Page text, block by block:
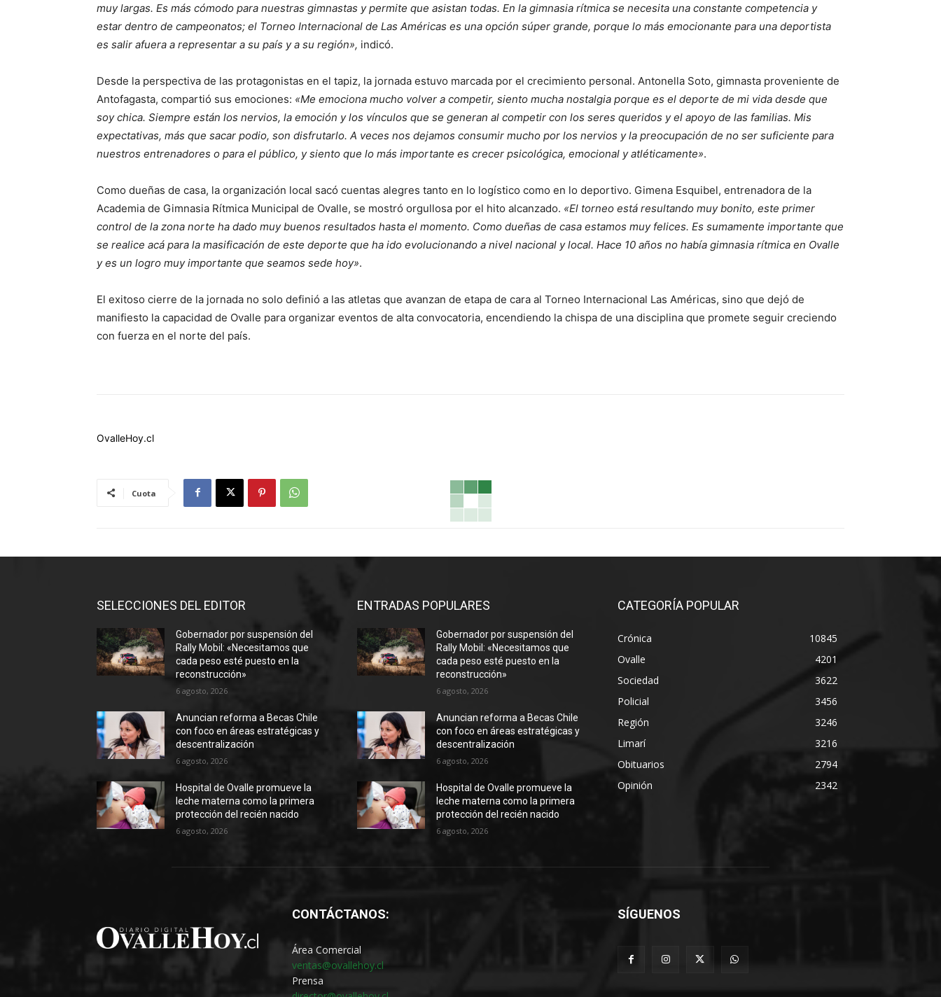
muy largas. Es más cómodo para nuestras gimnastas y permite que asistan todas. En la gimnasia rítmica se necesita una constante competencia y
estar dentro de campeonatos; el Torneo Internacional de Las Américas es una opción súper grande, porque lo más emocionante para una deportista
es salir afuera a representar a su país y a su región», indicó.
Desde la perspectiva de las protagonistas en el tapiz, la jornada estuvo marcada por el crecimiento personal. Antonella Soto, gimnasta proveniente de
Antofagasta, compartió sus emociones: «Me emociona mucho volver a competir, siento mucha nostalgia porque es el deporte de mi vida desde que
soy chica. Siempre están los nervios, la emoción y los vínculos que se generan al competir con los seres queridos y el apoyo de las familias. Mis
expectativas, más que sacar podio, son disfrutarlo. A veces nos dejamos consumir mucho por los nervios y la preocupación de no ser suficiente para
nuestros entrenadores o para el público, y siento que lo más importante es crecer psicológica, emocional y atléticamente».
Como dueñas de casa, la organización local sacó cuentas alegres tanto en lo logístico como en lo deportivo. Gimena Esquibel, entrenadora de la
Academia de Gimnasia Rítmica Municipal de Ovalle, se mostró orgullosa por el hito alcanzado. «El torneo está resultando muy bonito, este primer
control de la zona norte ha dado muy buenos resultados hasta el momento. Como dueñas de casa estamos muy felices. Es sumamente importante que
se realice acá para la masificación de este deporte que ha ido evolucionando a nivel nacional y local. Hace 10 años no había gimnasia rítmica en Ovalle
y es un logro muy importante que seamos sede hoy».
El exitoso cierre de la jornada no solo definió a las atletas que avanzan de etapa de cara al Torneo Internacional Las Américas, sino que dejó de
manifiesto la capacidad de Ovalle para organizar eventos de alta convocatoria, encendiendo la chispa de una disciplina que promete seguir creciendo
con fuerza en el norte del país.
OvalleHoy.cl
Cuota
SELECCIONES DEL EDITOR
Gobernador por suspensión del
Rally Mobil: «Necesitamos que
cada peso esté puesto en la
reconstrucción»
6 agosto, 2026
Anuncian reforma a Becas Chile
con foco en áreas estratégicas y
descentralización
6 agosto, 2026
Hospital de Ovalle promueve la
leche materna como la primera
protección del recién nacido
6 agosto, 2026
ENTRADAS POPULARES
Gobernador por suspensión del
Rally Mobil: «Necesitamos que
cada peso esté puesto en la
reconstrucción»
6 agosto, 2026
Anuncian reforma a Becas Chile
con foco en áreas estratégicas y
descentralización
6 agosto, 2026
Hospital de Ovalle promueve la
leche materna como la primera
protección del recién nacido
6 agosto, 2026
CATEGORÍA POPULAR
Crónica
10845
Ovalle
4201
Sociedad
3622
Policial
3456
Región
3246
Limarí
3216
Obituarios
2794
Opinión
2342
CONTÁCTANOS:
Área Comercial
ventas@ovallehoy.cl
Prensa
SÍGUENOS